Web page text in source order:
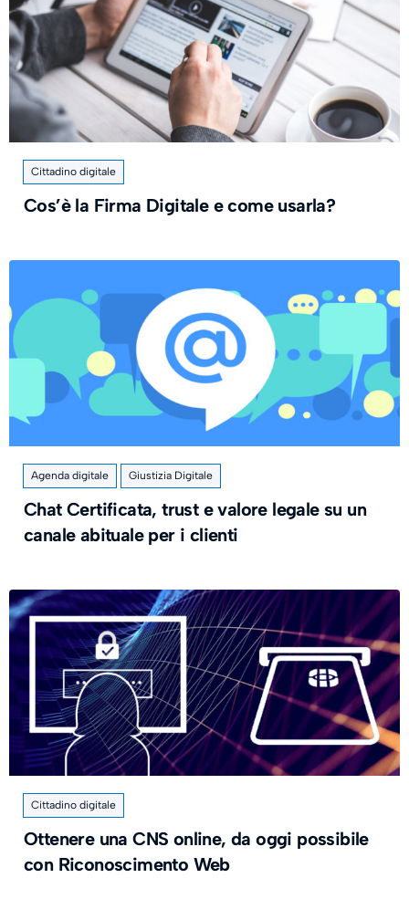
Cittadino digitale
Cos’è la Firma Digitale e come usarla?
Agenda digitale Giustizia Digitale
Chat Certificata, trust e valore legale su un
canale abituale per i clienti
Cittadino digitale
Ottenere una CNS online, da oggi possibile
con Riconoscimento Web